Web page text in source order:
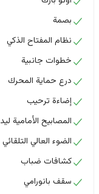
بصمة
نظام المفتاح الذكي
خطوات جانبية
درع حماية المحرك
إضاءة ترحيب
المصابيح الأمامية ليد
الضوء العالي التلقائي
كشافات ضباب
سقف بانورامي